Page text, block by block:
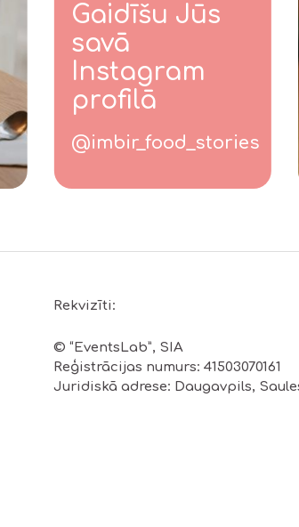
Gaidīšu Jūs
savā
Instagram
profilā
@imbir_food_stories
Rekvizīti:
© “EventsLab”, SIA
Reģistrācijas numurs: 41503070161
Juridiskā adrese: Daugavpils, Saules